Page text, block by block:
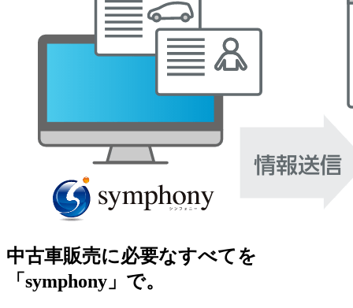
中古車販売に必要なすべてを
「symphony」で。